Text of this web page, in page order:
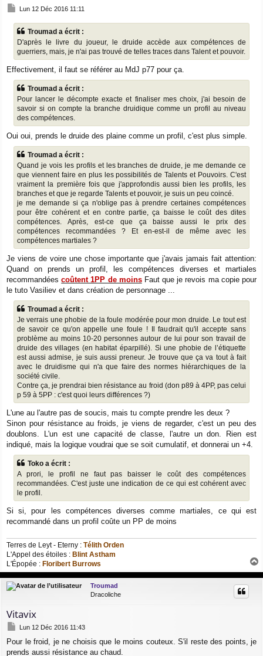
M
s
s
a
g
e
Lun 12 Déc 2016 11:11
Troumad a écrit :
D'après le livre du joueur, le druide accède aux compétences de
guerriers, mais, je n'ai pas trouvé de telles traces dans Talent et pouvoir.
Effectivement, il faut se référer au MdJ p77 pour ça.
Troumad a écrit :
Pour lancer le décompte exacte et finaliser mes choix, j'ai besoin de
savoir si on compte la branche druidique comme un profil au niveau
des compétences.
Oui oui, prends le druide des plaine comme un profil, c'est plus simple.
Troumad a écrit :
Quand je vois les profils et les branches de druide, je me demande ce
que viennent faire en plus les possibilités de Talents et Pouvoirs. C'est
vraiment la première fois que j'approfondis aussi bien les profils, les
branches et que je regarde Talents et pouvoir, je suis un peu coincé.
je me demande si ça n'oblige pas à prendre certaines compétences
pour être cohérent et en contre partie, ça baisse le coût des dites
compétences. Après, est-ce que ça baisse aussi le prix des
compétences recommandées ? Et en-est-il de même avec les
compétences martiales ?
Je viens de voire une chose importante que j'avais jamais fait attention:
Quand on prends un profil, les compétences diverses et martiales
recommandéescoûtent 1PP de moinsFaut que je revois ma copie pour
le tuto Vasiliev et dans création de personnage ...
Troumad a écrit :
Je verrais une phobie de la foule modérée pour mon druide. Le tout est
de savoir ce qu'on appelle une foule ! Il faudrait qu'il accepte sans
problème au moins 10-20 personnes autour de lui pour son travail de
druide des villages (en habitat éparpillé). Si une phobie de l’étiquette
est aussi admise, je suis aussi preneur. Je trouve que ça va tout à fait
avec le druidisme qui n'a que faire des normes hiérarchiques de la
société civile.
Contre ça, je prendrai bien résistance au froid (don p89 à 4PP, pas celui
p 59 à 5PP : c'est quoi leurs différences ?)
L'une au l'autre pas de soucis, mais tu compte prendre les deux ?
Sinon pour résistance au froids, je viens de regarder, c'est un peu des
doublons. L'un est une capacité de classe, l'autre un don. Rien est
indiqué, mais la logique voudrai que se soit cumulatif, et donnerai un +4.
Toko a écrit :
A prori, le profil ne faut pas baisser le coût des compétences
recommandées. C'est juste une indication de ce qui est cohérent avec
le profil.
Si si, pour les compétences diverses comme martiales, ce qui est
recommandé dans un profil coûte un PP de moins
Terres de Leyt - Eterny : Télith Orden
L'Appel des étoiles : Blint Astham
L'Épopée : Floribert Burrows
a
u
Troumad
Dracoliche
Vitavix
M
s
s
Lun 12 Déc 2016 11:43
Pour le froid, je ne choisis que le moins couteux. S'il reste des points, je
prends aussi résistance au chaud.